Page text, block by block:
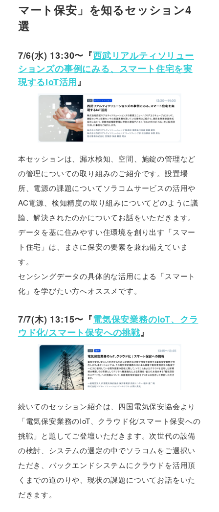
マート保安」を知るセッション4
選
7/6(水) 13:30〜『西武リアルティソリュー
ションズの事例にみる、スマート住宅を実
現するIoT活用』
本セッションは、漏水検知、空間、施錠の管理など
の管理についての取り組みのご紹介です。設置場
所、電源の課題についてソラコムサービスの活用や
AC電源、検知精度の取り組みについてどのように議
論、解決されたのかについてお話をいただきます。
データを基に住みやすい住環境を創り出す「スマー
ト住宅」は、まさに保安の要素を兼ね備えていま
す。
センシングデータの具体的な活用による「スマート
化」を学びたい方へオススメです。
7/7(木) 13:15〜『電気保安業務のIoT、クラ
ウド化/スマート保安への挑戦』
続いてのセッション紹介は、四国電気保安協会より
「電気保安業務のIoT、クラウド化/スマート保安への
挑戦」と題してご登壇いただきます。次世代の設備
の検討、システムの選定の中でソラコムをご選択い
ただき、バックエンドシステムにクラウドを活用頂
くまでの道のりや、現状の課題についてお話をいた
だきます。